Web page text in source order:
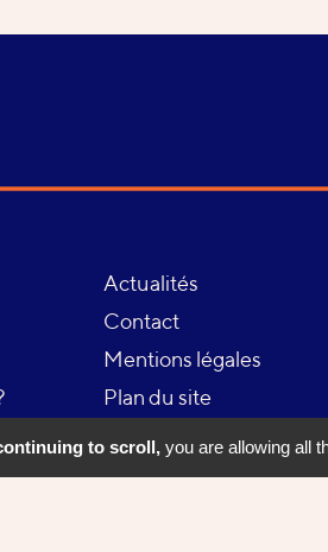
Actualités
Contact
Mentions légales
Plan du site
Gestion des cookies
to scroll, you are allowing all